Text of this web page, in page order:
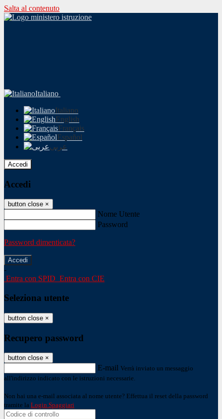
Salta al contenuto
Italiano
Italiano
English
Français
Español
عربى
Accedi
Accedi
button close ×
Nome Utente
Password
Password dimenticata?
-
Entra con SPID Entra con CIE
Seleziona utente
button close ×
Recupero password
button close ×
E-mail Verrà inviato un messaggio
all'indirizzo indicato con le istruzioni necessarie.
Non hai una e-mail associata al nome utente? Effettua il reset della password
tramite la Login Spaggiari